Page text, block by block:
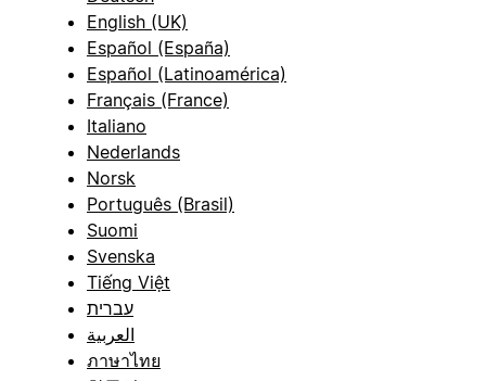
English (UK)
Español (España)
Español (Latinoamérica)
Français (France)
Italiano
Nederlands
Norsk
Português (Brasil)
Suomi
Svenska
Tiếng Việt
עברית
العربية
ภาษาไทย